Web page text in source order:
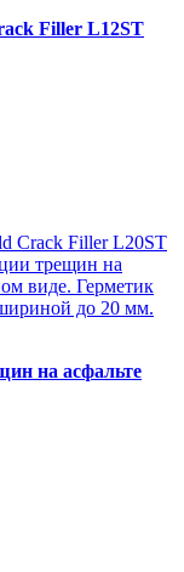
Filler L12SТ
Crack Filler L20SТ
трещин на
виде. Герметик
до 20 мм.
на асфальте